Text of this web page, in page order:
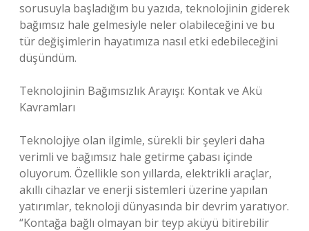
sorusuyla başladığım bu yazıda, teknolojinin giderek
bağımsız hale gelmesiyle neler olabileceğini ve bu
tür değişimlerin hayatımıza nasıl etki edebileceğini
düşündüm.
Teknolojinin Bağımsızlık Arayışı: Kontak ve Akü
Kavramları
Teknolojiye olan ilgimle, sürekli bir şeyleri daha
verimli ve bağımsız hale getirme çabası içinde
oluyorum. Özellikle son yıllarda, elektrikli araçlar,
akıllı cihazlar ve enerji sistemleri üzerine yapılan
yatırımlar, teknoloji dünyasında bir devrim yaratıyor.
“Kontağa bağlı olmayan bir teyp aküyü bitirebilir